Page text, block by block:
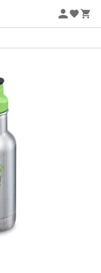
2 produktů* s kódem